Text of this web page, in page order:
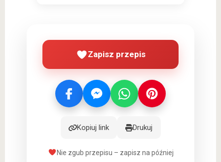
Zapisz przepis
Kopiuj link Drukuj
Nie zgub przepisu – zapisz na później